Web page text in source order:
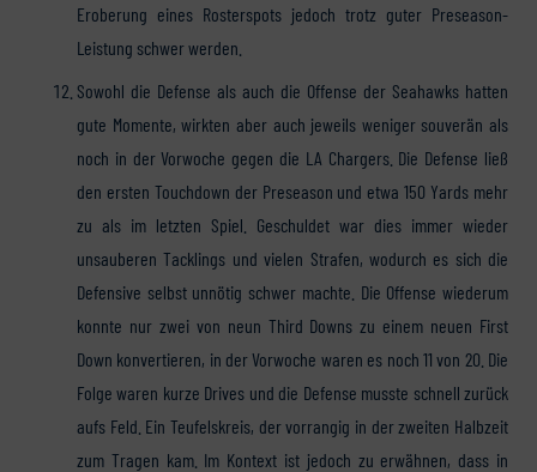
Eroberung eines Rosterspots jedoch trotz guter Preseason-
Leistung schwer werden.
Sowohl die Defense als auch die Offense der Seahawks hatten
gute Momente, wirkten aber auch jeweils weniger souverän als
noch in der Vorwoche gegen die LA Chargers. Die Defense ließ
den ersten Touchdown der Preseason und etwa 150 Yards mehr
zu als im letzten Spiel. Geschuldet war dies immer wieder
unsauberen Tacklings und vielen Strafen, wodurch es sich die
Defensive selbst unnötig schwer machte. Die Offense wiederum
konnte nur zwei von neun Third Downs zu einem neuen First
Down konvertieren, in der Vorwoche waren es noch 11 von 20. Die
Folge waren kurze Drives und die Defense musste schnell zurück
aufs Feld. Ein Teufelskreis, der vorrangig in der zweiten Halbzeit
zum Tragen kam. Im Kontext ist jedoch zu erwähnen, dass in